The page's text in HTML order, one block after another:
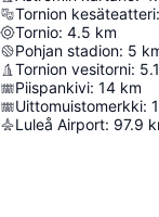
Tornion kesäteatteri:
Tornio: 4.5 km
Pohjan stadion: 5
Tornion vesitorni: 5.1
Piispankivi: 14 km
Uittomuistomerkki:
Luleå Airport: 97.9